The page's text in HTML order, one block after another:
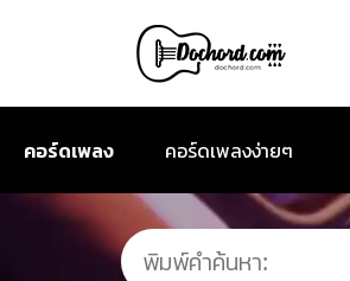
คอร์ดเพลง คอร์ดเพลงง่ายๆ